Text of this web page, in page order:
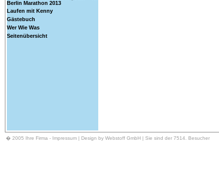
Berlin Marathon 2013
Laufen mit Kenny
Gästebuch
Wer Wie Was
Seitenübersicht
� 2005 Ihre Firma - Impressum| Design by Webstoff GmbH | Sie sind der 7514. Besucher